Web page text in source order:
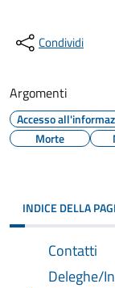
Condividi
Argomenti
Accesso
Morte
INDICE DELLA
Contatti
Deleghe/